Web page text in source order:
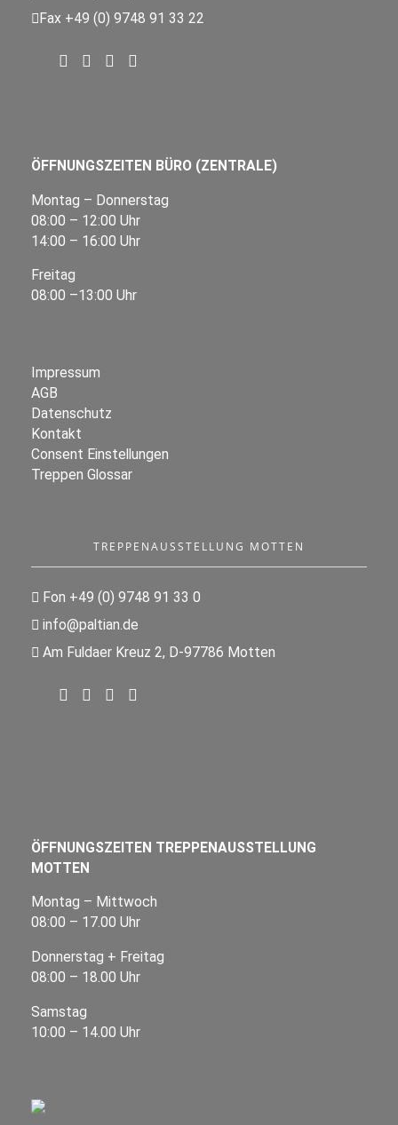
Fax +49 (0) 9748 91 33 22
ÖFFNUNGSZEITEN BÜRO (ZENTRALE)
Montag – Donnerstag
08:00 – 12:00 Uhr
14:00 – 16:00 Uhr
Freitag
08:00 –13:00 Uhr
Impressum
AGB
Datenschutz
Kontakt
Consent Einstellungen
Treppen Glossar
TREPPENAUSSTELLUNG MOTTEN
Fon +49 (0) 9748 91 33 0
info@paltian.de
Am Fuldaer Kreuz 2, D-97786 Motten
ÖFFNUNGSZEITEN TREPPENAUSSTELLUNG
MOTTEN
Montag – Mittwoch
08:00 – 17.00 Uhr
Donnerstag + Freitag
08:00 – 18.00 Uhr
Samstag
10:00 – 14.00 Uhr